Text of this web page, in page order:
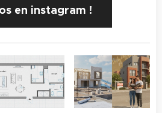
en instagram !